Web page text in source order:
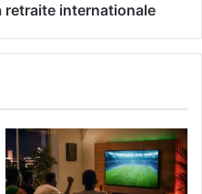
retraite internationale